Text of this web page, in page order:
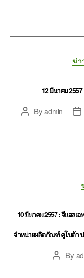
ข่า
12 มีนาคม
Byadmin
10 มีนาคม 2557 : จีแอลเ
จำหน่ายผลิตภัณฑ์ คูโบต้า ป
By